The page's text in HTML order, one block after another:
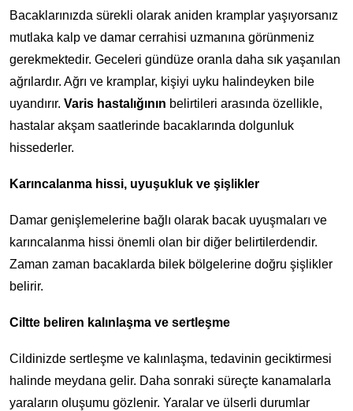
Bacaklarınızda sürekli olarak aniden kramplar yaşıyorsanız
mutlaka kalp ve damar cerrahisi uzmanına görünmeniz
gerekmektedir. Geceleri gündüze oranla daha sık yaşanılan
ağrılardır. Ağrı ve kramplar, kişiyi uyku halindeyken bile
uyandırır. Varis hastalığının belirtileri arasında özellikle,
hastalar akşam saatlerinde bacaklarında dolgunluk
hissederler.
Karıncalanma hissi, uyuşukluk ve şişlikler
Damar genişlemelerine bağlı olarak bacak uyuşmaları ve
karıncalanma hissi önemli olan bir diğer belirtilerdendir.
Zaman zaman bacaklarda bilek bölgelerine doğru şişlikler
belirir.
Ciltte beliren kalınlaşma ve sertleşme
Cildinizde sertleşme ve kalınlaşma, tedavinin geciktirmesi
halinde meydana gelir. Daha sonraki süreçte kanamalarla
yaraların oluşumu gözlenir. Yaralar ve ülserli durumlar